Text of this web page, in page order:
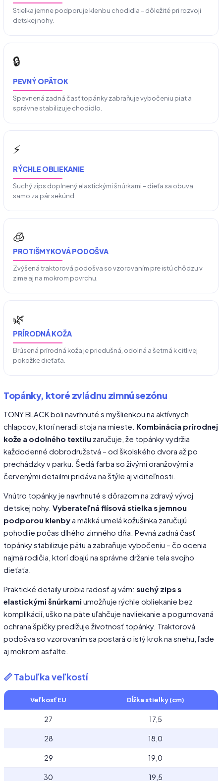
Stielka jemne podporuje klenbu chodidla – dôležité pri rozvoji
detskej nohy.
🔒
PEVNÝ OPÄTOK
Spevnená zadná časť topánky zabraňuje vybočeniu piat a
správne stabilizuje chodidlo.
⚡
RÝCHLE OBLIEKANIE
Suchý zips doplnený elastickými šnúrkami – dieťa sa obuva
samo za pár sekúnd.
🧊
PROTIŠMYKOVÁ PODOŠVA
Zvýšená traktorová podošva so vzorovaním pre istú chôdzu v
zime aj na mokrom povrchu.
🌿
PRÍRODNÁ KOŽA
Brúsená prírodná koža je priedušná, odolná a šetrná k citlivej
pokožke dieťaťa.
Topánky, ktoré zvládnu zimnú sezónu
TONY BLACK boli navrhnuté s myšlienkou na aktívnych
chlapcov, ktorí neradi stoja na mieste. Kombinácia prírodnej
kože a odolného textilu zaručuje, že topánky vydržia
každodenné dobrodružstvá – od školského dvora až po
prechádzky v parku. Šedá farba so živými oranžovými a
červenými detailmi pridáva na štýle aj viditeľnosti.
Vnútro topánky je navrhnuté s dôrazom na zdravý vývoj
detskej nohy. Vyberateľná flísová stielka s jemnou
podporou klenbya mäkká umelá kožušinka zaručujú
pohodlie počas dlhého zimného dňa. Pevná zadná časť
topánky stabilizuje pätu a zabraňuje vybočeniu – čo ocenia
najmä rodičia, ktorí dbajú na správne držanie tela svojho
dieťaťa.
Praktické detaily urobia radosť aj vám: suchý zips s
elastickými šnúrkami umožňuje rýchle obliekanie bez
komplikácií, uško na päte uľahčuje navliekanie a pogumovaná
ochrana špičky predlžuje životnosť topánky. Traktorová
podošva so vzorovaním sa postará o istý krok na snehu, ľade
aj mokrom asfalte.
📏 Tabuľka veľkostí
Veľkosť EU Dĺžka stielky (cm)
27 17,5
28 18,0
29 19,0
30 19,5